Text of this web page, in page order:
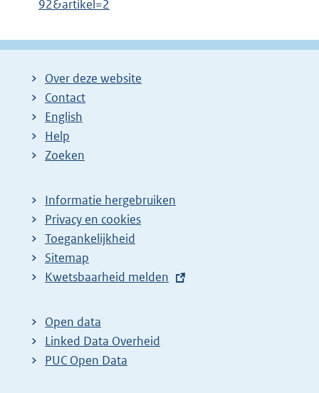
:
92&artikel=2
Over deze website
Contact
English
Help
Zoeken
Informatie hergebruiken
Privacy en cookies
Toegankelijkheid
Sitemap
E
t
e
r
Kwetsbaarheid melden
Open data
Linked Data Overheid
PUC Open Data